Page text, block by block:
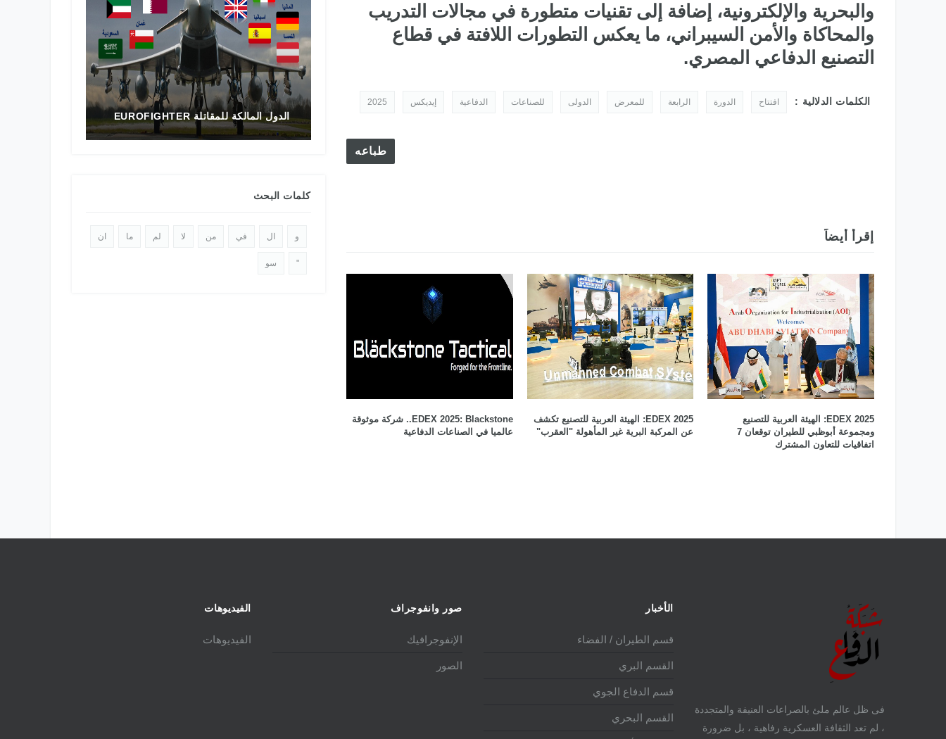
والبحرية والإلكترونية، إضافة إلى تقنيات متطورة في مجالات التدريب
والمحاكاة والأمن السيبراني، ما يعكس التطورات اللافتة في قطاع
التصنيع الدفاعي المصري.
الكلمات الدلالية : افتتاح الدورة الرابعة للمعرض الدولى للصناعات الدفاعية إيديكس 2025
طباعه
إقرأ أيضاً
EDEX 2025: الهيئة العربية للتصنيع
ومجموعة أبوظبي للطيران توقعان 7
اتفاقيات للتعاون المشترك
EDEX 2025: الهيئة العربية للتصنيع تكشف
عن المركبة البرية غير المأهولة "العقرب"
EDEX 2025: Blackstone.. شركة موثوقة
عالميا في الصناعات الدفاعية
طائرات التدريب المتقدم في السوق
تاريخ المقاتلة F-16 في الشرق الأوسط
كلمات البحث
و ال في من لا لم ما ان
" سو
فى ظل عالم ملئ بالصراعات العنيفة والمتجددة
، لم تعد الثقافة العسكرية رفاهية ، بل ضرورة
الأخبار
قسم الطيران / الفضاء
القسم البري
قسم الدفاع الجوي
القسم البحري
صور وانفوجراف
الإنفوجرافيك
الصور
الفيديوهات
الفيديوهات